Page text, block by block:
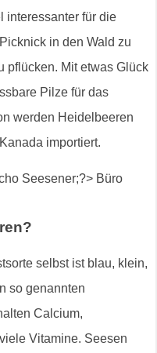
interessanter für die
in den Wald zu
pflücken. Mit etwas Glück
Pilze für das
werden Heidelbeeren
importiert.
selbst ist blau, klein,
so genannten
Calcium,
Vitamine. Seesen